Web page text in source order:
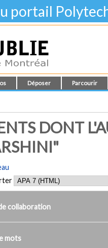
portail
Déposer Parcourir
DONT
collaboration
mots